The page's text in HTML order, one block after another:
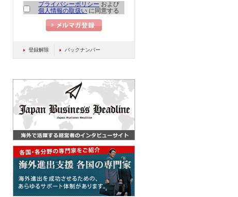
プライバシーポリシー および
個人情報の取扱い に同意する
登録解除 バックナンバー